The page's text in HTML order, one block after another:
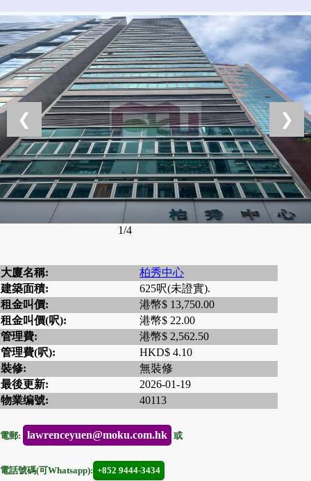
❮ ❯
1/4
大廈名稱:
柏秀中心
建築面積:
625呎(未證實).
租金叫價:
港幣$ 13,750.00
租金叫價(呎):
港幣$ 22.00
管理費:
港幣$ 2,562.50
管理費(呎):
HKD$ 4.10
裝修:
無裝修
最後更新:
2026-01-19
物業编號:
40113
電郵: lawrenceyuen@moku.com.hk 或
電話號碼(可Whatsapp): +852 9444-3434